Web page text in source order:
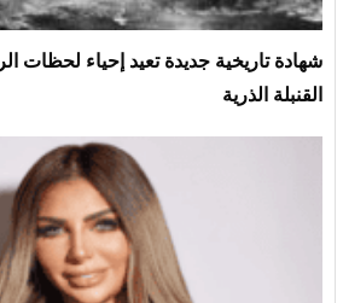
شهادة تاريخية جديدة تعيد إحياء لحظات
القنبلة الذرية